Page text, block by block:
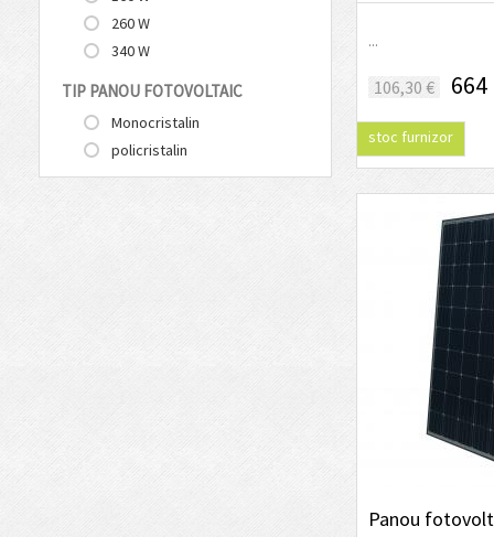
260 W
340 W
TIP PANOU FOTOVOLTAIC
Monocristalin
policristalin
...
106,30 €
stoc furnizor
Panou